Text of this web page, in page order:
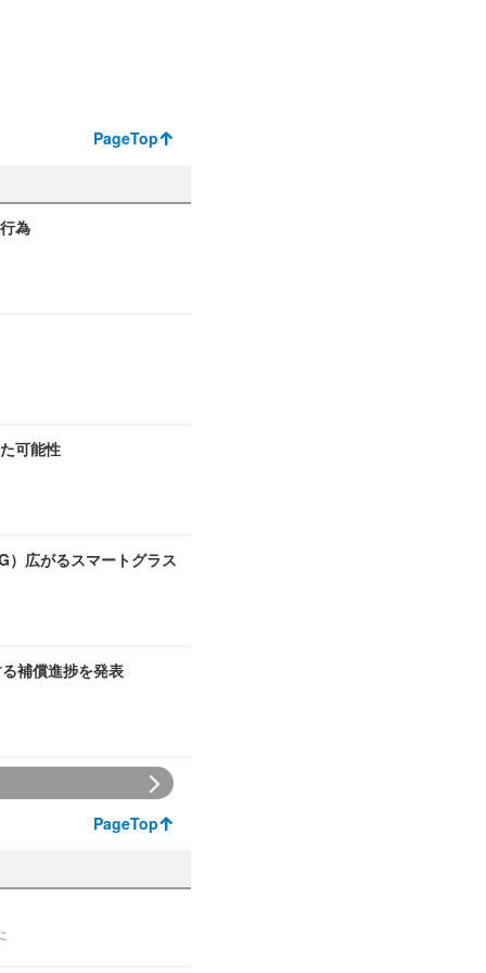
PageTop
為
可能性
）広がるスマートグラス
補償進捗を発表
PageTop